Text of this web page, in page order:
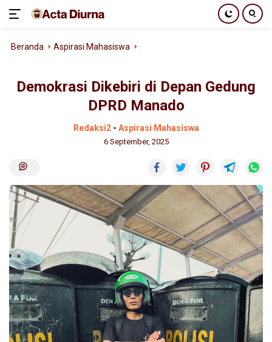
Beranda Aspirasi Mahasiswa
Demokrasi Dikebiri di Depan Gedung
DPRD Manado
Redaksi2- Aspirasi Mahasiswa
6 September, 2025